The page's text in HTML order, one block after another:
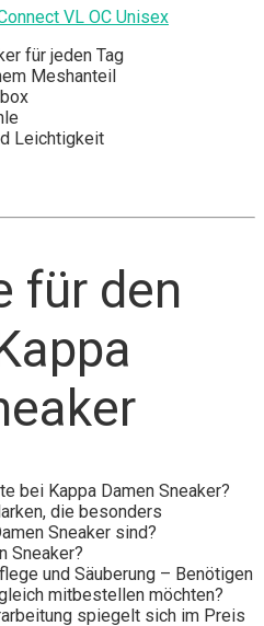
VL OC Unisex
für jeden Tag
Meshanteil
Leichtigkeit
für den
bei Kappa Damen Sneaker?
die besonders
Sneaker sind?
Sneaker?
und Säuberung – Benötigen
mitbestellen möchten?
spiegelt sich im Preis